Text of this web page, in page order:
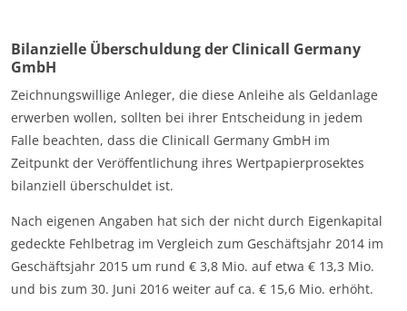
Bilanzielle Überschuldung der Clinicall Germany
GmbH
Zeichnungswillige Anleger, die diese Anleihe als Geldanlage
erwerben wollen, sollten bei ihrer Entscheidung in jedem
Falle beachten, dass die Clinicall Germany GmbH im
Zeitpunkt der Veröffentlichung ihres Wertpapierprosektes
bilanziell überschuldet ist.
Nach eigenen Angaben hat sich der nicht durch Eigenkapital
gedeckte Fehlbetrag im Vergleich zum Geschäftsjahr 2014 im
Geschäftsjahr 2015 um rund € 3,8 Mio. auf etwa € 13,3 Mio.
und bis zum 30. Juni 2016 weiter auf ca. € 15,6 Mio. erhöht.